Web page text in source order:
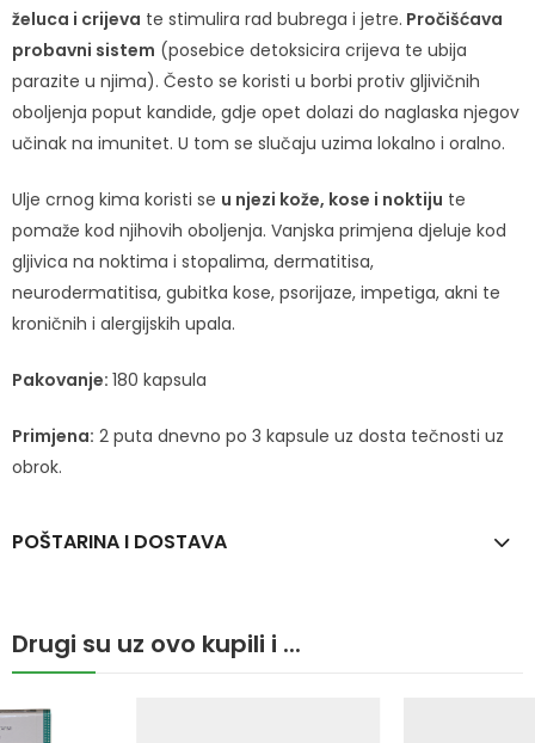
želuca i crijeva te stimulira rad bubrega i jetre. Pročišćava
probavni sistem (posebice detoksicira crijeva te ubija
parazite u njima). Često se koristi u borbi protiv gljivičnih
oboljenja poput kandide, gdje opet dolazi do naglaska njegov
učinak na imunitet. U tom se slučaju uzima lokalno i oralno.
Ulje crnog kima koristi se u njezi kože, kose i noktiju te
pomaže kod njihovih oboljenja. Vanjska primjena djeluje kod
gljivica na noktima i stopalima, dermatitisa,
neurodermatitisa, gubitka kose, psorijaze, impetiga, akni te
kroničnih i alergijskih upala.
Pakovanje: 180 kapsula
Primjena: 2 puta dnevno po 3 kapsule uz dosta tečnosti uz
obrok.
POŠTARINA I DOSTAVA
Drugi su uz ovo kupili i ...